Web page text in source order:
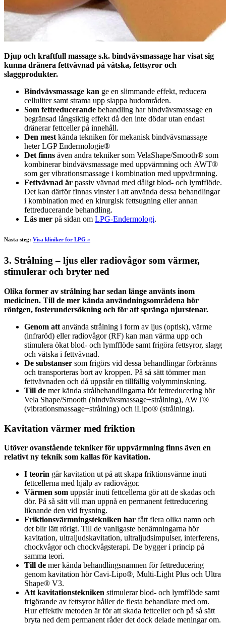
Djup och kraftfull massage s.k. bindvävsmassage har visat sig
kunna dränera fettvävnad på vätska, fettsyror och
slaggprodukter.
Bindvävsmassage kan ge en slimmande effekt, reducera
celluliter samt strama upp slappa hudområden.
Som fettreducerande behandling har bindvävsmassage en
begränsad långsiktig effekt då den inte dödar utan endast
dränerar fettceller på innehåll.
Den mest kända tekniken för mekanisk bindvävsmassage
heter LGP Endermologie®
Det finns även andra tekniker som VelaShape/Smooth® som
kombinerar bindvävsmassage med uppvärmning och AWT®
som ger vibrationsmassage i kombination med uppvärmning.
Fettvävnad är passiv vävnad med dåligt blod- och lymfflöde.
Det kan därför finnas vinster i att använda dessa behandlingar
i kombination med en kirurgisk fettsugning eller annan
fettreducerande behandling.
Läs mer på sidan om LPG-Endermologi.
Nästa steg: Visa kliniker för LPG »
3. Strålning – ljus eller radiovågor som värmer,
stimulerar och bryter ned
Olika former av strålning har sedan länge använts inom
medicinen. Till de mer kända användningsområdena hör
röntgen, fosterundersökning och för att spränga njurstenar.
Genom att använda strålning i form av ljus (optisk), värme
(infraröd) eller radiovågor (RF) kan man värma upp och
stimulera ökat blod- och lymfflöde samt frigöra fettsyror, slagg
och vätska i fettvävnad.
De substanser som frigörs vid dessa behandlingar förbränns
och transporteras bort av kroppen. På så sätt tömmer man
fettvävnaden och då uppstår en tillfällig volymminskning.
Till de mer kända strålbehandlingarna för fettreducering hör
Vela Shape/Smooth (bindvävsmassage+strålning), AWT®
(vibrationsmassage+strålning) och iLipo® (strålning).
Kavitation värmer med friktion
Utöver ovanstående tekniker för uppvärmning finns även en
relativt ny teknik som kallas för kavitation.
I teorin går kavitation ut på att skapa friktionsvärme inuti
fettcellerna med hjälp av radiovågor.
Värmen som uppstår inuti fettcellerna gör att de skadas och
dör. På så sätt vill man uppnå en permanent fettreducering
liknande den vid frysning.
Friktionsvärmningstekniken har fått flera olika namn och
det blir lätt rörigt. Till de vanligaste benämningarna hör
kavitation, ultraljudskavitation, ultraljudsimpulser, interferens,
chockvågor och chockvågsterapi. De bygger i princip på
samma teori.
Till de mer kända behandlingsnamnen för fettreducering
genom kavitation hör Cavi-Lipo®, Multi-Light Plus och Ultra
Shape® V3.
Att kavitationstekniken stimulerar blod- och lymfflöde samt
frigörande av fettsyror håller de flesta behandlare med om.
Hur effektiv metoden är för att skada fettceller och på så sätt
bryta ned dem permanent råder det dock delade meningar om.